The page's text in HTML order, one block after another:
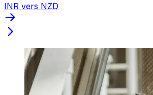
INR vers NZD